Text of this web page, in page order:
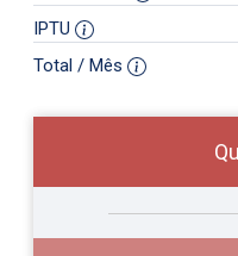
IPTU
Total / Mês
Qual o